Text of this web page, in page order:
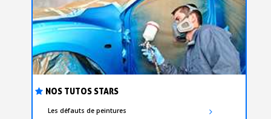
NOS TUTOS STARS
Les défauts de peintures